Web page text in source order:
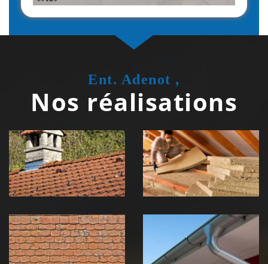
Ent. Adenot ,
Nos réalisations
Couvreur
zingueur 39
Jura
Isolation de
toiture 39
Jura
démoussage de
toiture 39
Jura
pose de
gouttière 39
Jura